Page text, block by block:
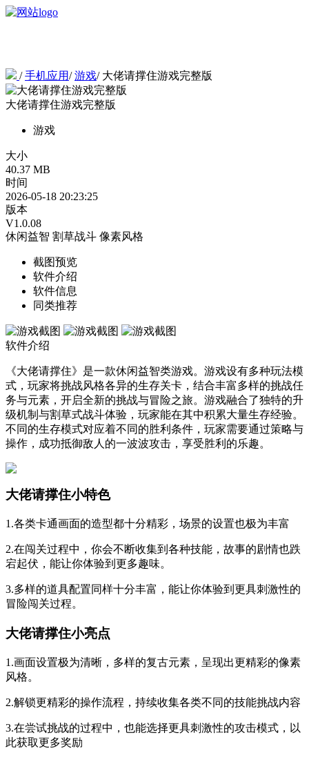
/手机应用/游戏/ 大佬请撑住游戏完整版
大佬请撑住游戏完整版
游戏
大小
40.37 MB
时间
2026-05-18 20:23:25
版本
V1.0.08
休闲益智 割草战斗 像素风格
截图预览
软件介绍
软件信息
同类推荐
软件介绍
《大佬请撑住》是一款休闲益智类游戏。游戏设有多种玩法模
式，玩家将挑战风格各异的生存关卡，结合丰富多样的挑战任
务与元素，开启全新的挑战与冒险之旅。游戏融合了独特的升
级机制与割草式战斗体验，玩家能在其中积累大量生存经验。
不同的生存模式对应着不同的胜利条件，玩家需要通过策略与
操作，成功抵御敌人的一波波攻击，享受胜利的乐趣。
大佬请撑住小特色
1.各类卡通画面的造型都十分精彩，场景的设置也极为丰富
2.在闯关过程中，你会不断收集到各种技能，故事的剧情也跌
宕起伏，能让你体验到更多趣味。
3.多样的道具配置同样十分丰富，能让你体验到更具刺激性的
冒险闯关过程。
大佬请撑住小亮点
1.画面设置极为清晰，多样的复古元素，呈现出更精彩的像素
风格。
2.解锁更精彩的操作流程，持续收集各类不同的技能挑战内容
3.在尝试挑战的过程中，也能选择更具刺激性的攻击模式，以
此获取更多奖励